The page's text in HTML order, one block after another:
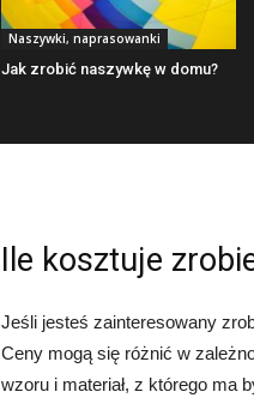
Naszywki, naprasowanki
Jak zrobić naszywkę w domu?
Ile kosztuje
Jeśli jesteś zainteresowany
Ceny mogą się różnić w
wzoru i materiał, z którego ma